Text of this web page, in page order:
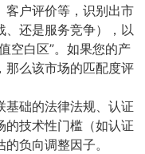
客户评价等，识别出市
还是服务竞争），以
空白区”。如果您的产
那么该市场的匹配度评
基础的法律法规、认证
的技术性门槛（如认证
负向调整因子。